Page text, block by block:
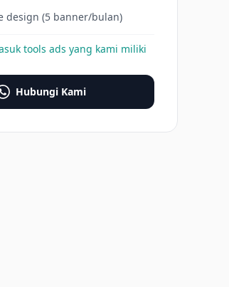
design (5 banner/bulan)
tools ads yang kami miliki
Hubungi Kami